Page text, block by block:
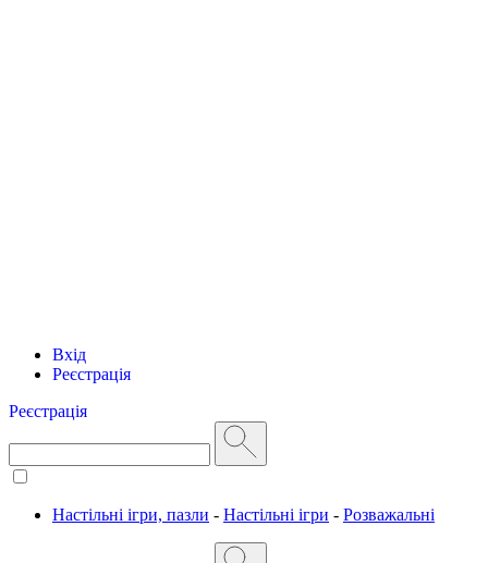
Вхід
Реєстрація
Реєстрація
Настільні ігри, пазли - Настільні ігри - Розважальні